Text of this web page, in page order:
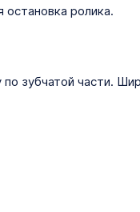
ролика.
зубчатой части.